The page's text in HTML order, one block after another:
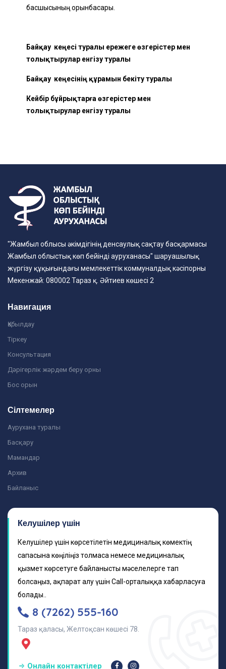
басшысының орынбасары.
Байқау кеңесі туралы ережеге өзгерістер мен
толықтырулар енгізу туралы
Байқау кеңесінің құрамын бекіту туралы
Кейбір бұйрықтарға өзгерістер мен
толықтырулар енгізу туралы
"Жамбыл облысы әкімдігінің денсаулық сақтау басқармасы
Жамбыл облыстық көп бейінді ауруханасы" шаруашылық
жүргізу құқығындағы мемлекеттік коммуналдық кәсіпорны
Мекенжай: 080002 Тараз қ. Әйтиев көшесі 2
Навигация
Қабылдау
Тіркеу
Консультация
Дәрігерлік жәрдем беру орны
Бос орын
Сілтемелер
Аурухана туралы
Басқару
Мамандар
Архив
Байланыс
Келушілер үшін
Келушілер үшін көрсетілетін медициналық көмектің
сапасына көңіліңіз толмаса немесе медициналық
қызмет көрсетуге байланысты мәселелерге тап
болсаңыз, ақпарат алу үшін Call-орталыққа хабарласуға
болады..
8 (7262) 555-160
Тараз қаласы, Желтоқсан көшесі 78.
Онлайн контактілер